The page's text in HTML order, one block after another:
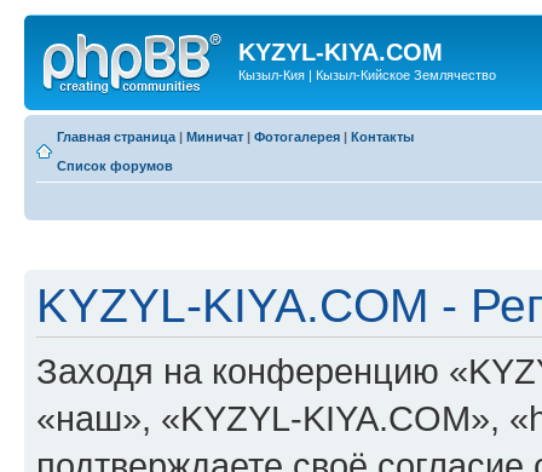
KYZYL-KIYA.COM
Кызыл-Кия | Кызыл-Кийское Землячество
Главная страница | Миничат | Фотогалерея | Контакты
Список форумов
KYZYL-KIYA.COM -
Заходя на конференцию
«наш», «KYZYL-KIYA.COM»,